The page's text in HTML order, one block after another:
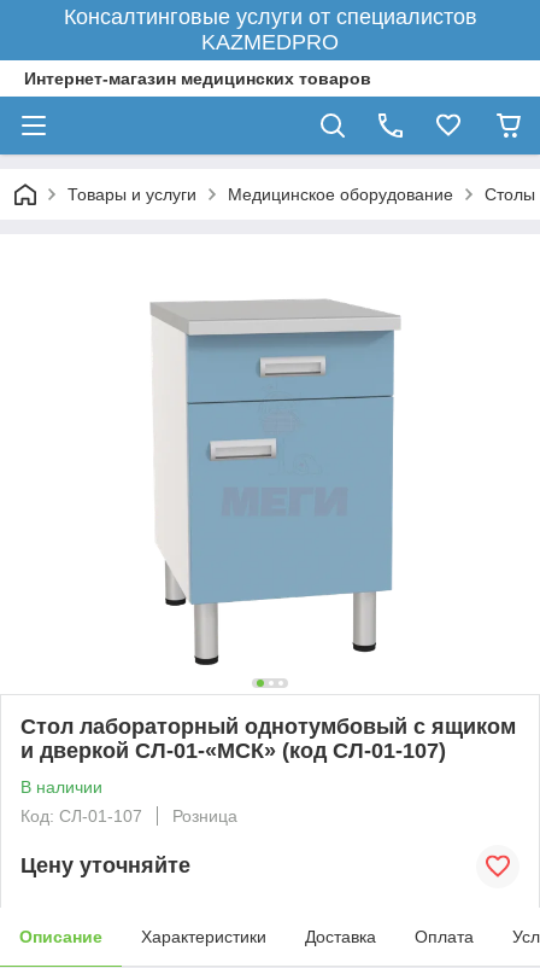
Консалтинговые услуги от специалистов
KAZMEDPRO
Интернет-магазин медицинских товаров
Товары и услуги Медицинское оборудование Столы
Стол лабораторный однотумбовый с ящиком
и дверкой СЛ-01-«МСК» (код СЛ-01-107)
В наличии
Код: СЛ-01-107
Розница
Цену уточняйте
Описание Характеристики Доставка Оплата